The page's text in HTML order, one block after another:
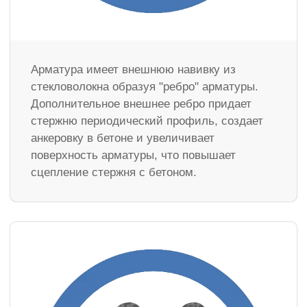
Арматура имеет внешнюю навивку из
стекловолокна образуя "ребро" арматуры.
Дополнительное внешнее ребро придает
стержню периодический профиль, создает
анкеровку в бетоне и увеличивает
поверхность арматуры, что повышает
сцепление стержня с бетоном.